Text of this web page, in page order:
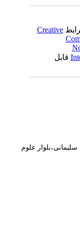
Creative
قابل
علوم